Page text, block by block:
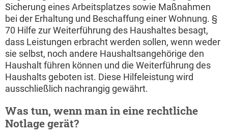
Sicherung eines Arbeitsplatzes sowie Maßnahmen
bei der Erhaltung und Beschaffung einer Wohnung. §
70 Hilfe zur Weiterführung des Haushaltes besagt,
dass Leistungen erbracht werden sollen, wenn weder
sie selbst, noch andere Haushaltsangehörige den
Haushalt führen können und die Weiterführung des
Haushalts geboten ist. Diese Hilfeleistung wird
ausschließlich nachrangig gewährt.
Was tun, wenn man in eine rechtliche
Notlage gerät?